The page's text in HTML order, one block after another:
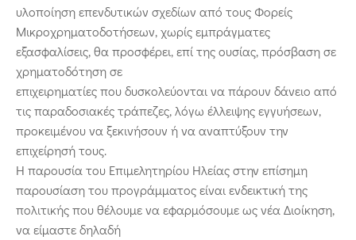
υλοποίηση επενδυτικών σχεδίων από τους Φορείς
Μικροχρηματοδοτήσεων, χωρίς εμπράγματες
εξασφαλίσεις, θα προσφέρει, επί της ουσίας, πρόσβαση σε
χρηματοδότηση σε
επιχειρηματίες που δυσκολεύονται να πάρουν δάνειο από
τις παραδοσιακές τράπεζες, λόγω έλλειψης εγγυήσεων,
προκειμένου να ξεκινήσουν ή να αναπτύξουν την
επιχείρησή τους.
Η παρουσία του Επιμελητηρίου Ηλείας στην επίσημη
παρουσίαση του προγράμματος είναι ενδεικτική της
πολιτικής που θέλουμε να εφαρμόσουμε ως νέα Διοίκηση,
να είμαστε δηλαδή